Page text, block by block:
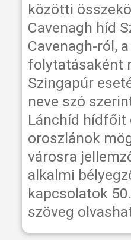
közötti
Cavenagh híd
Cavenagh-ról,
folytatásaként
Szingapúr
neve szó
Lánchíd hídfőit
oroszlánok
városra
alkalmi
kapcsolatok
szöveg